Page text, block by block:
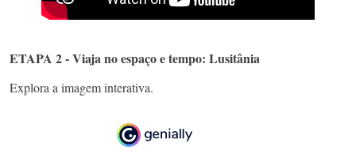
ETAPA 2 - Viaja no espaço e tempo: Lusitânia
Explora a imagem interativa.